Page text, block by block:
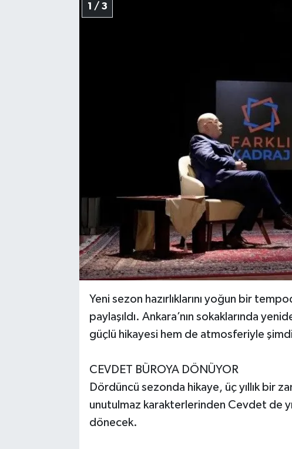
1 / 3
Yeni sezon hazırlıklarını yoğun bir
paylaşıldı. Ankara’nın sokaklarında
güçlü hikayesi hem de atmosferiyle
CEVDET BÜROYA DÖNÜYOR
Dördüncü sezonda hikaye, üç yıllık bir
unutulmaz karakterlerinden Cevdet de
dönecek.